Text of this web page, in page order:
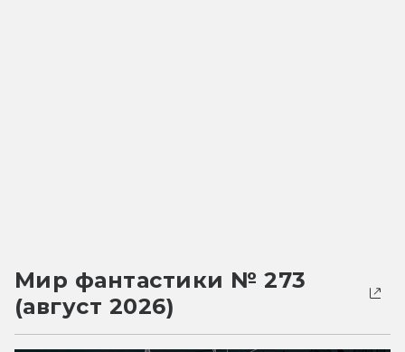
Мир фантастики № 273
(август 2026)